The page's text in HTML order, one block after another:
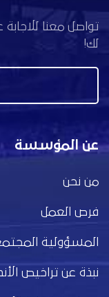
تواصل معنا
لك!
عن المؤسسة
من نحن
فرص العمل
المسؤولية
نبذة عن تراخيص